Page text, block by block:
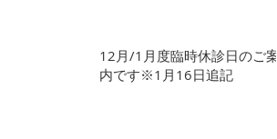
12月/1月度臨時休診日のご案
内です※1月16日追記